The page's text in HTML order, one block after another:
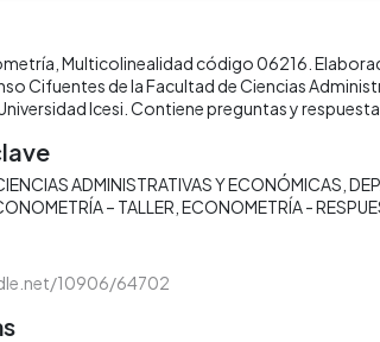
Multicolinealidad código 06216.
Cifuentes de la Facultad de Ciencias
Icesi. Contiene preguntas y
ADMINISTRATIVAS Y ECONÓMICAS
– TALLER ECONOMETRÍA -
10906/64702